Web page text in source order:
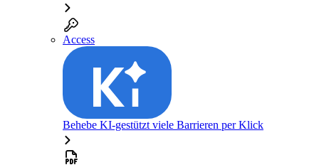
Access
Behebe KI-gestützt viele Barrieren per Klick